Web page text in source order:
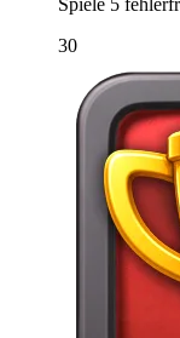
Spiele 5
30